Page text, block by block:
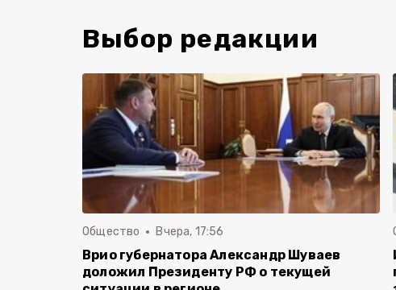
Выбор редакции
Общество Вчера, 17:56
Врио губернатора Александр Шуваев
доложил Президенту РФ о текущей